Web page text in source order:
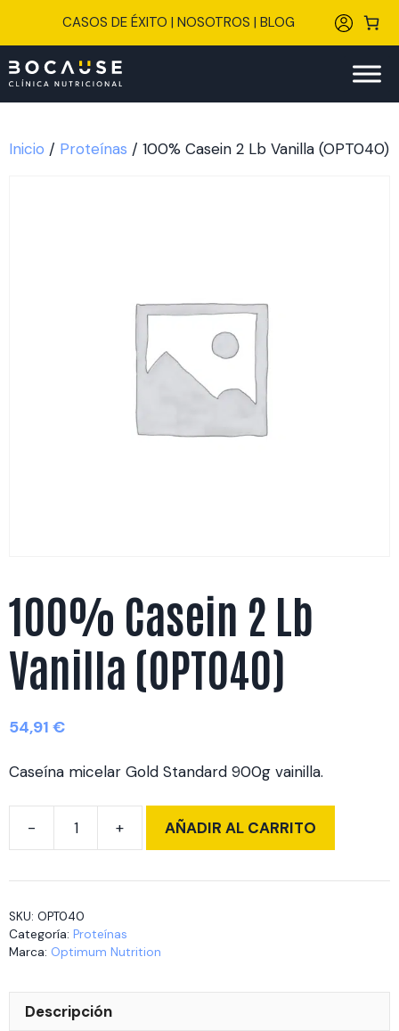
CASOS DE ÉXITO | NOSOTROS | BLOG
Inicio / Proteínas / 100% Casein 2 Lb Vanilla (OPT040)
100% Casein 2 Lb
Vanilla (OPT040)
54,91 €
Caseína micelar Gold Standard 900g vainilla.
100%
2
(OPT040)
AÑADIR AL CARRITO
SKU: OPT040
Categoría: Proteínas
Marca: Optimum Nutrition
Descripción